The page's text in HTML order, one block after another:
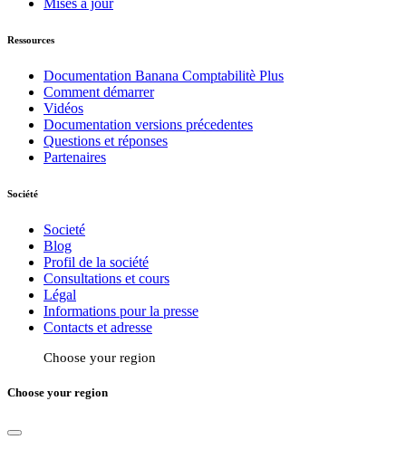
Ressources
Documentation Banana Comptabilitè Plus
Comment démarrer
Vidéos
Documentation versions précedentes
Questions et réponses
Partenaires
Société
Societé
Blog
Profil de la société
Consultations et cours
Légal
Informations pour la presse
Contacts et adresse
Choose your region
Choose your region